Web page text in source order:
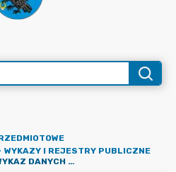
WYKAZY I REJESTRY PUBLICZNE
PUBLICZNIE DOSTĘPNY WYKAZ DANYCH O ŚRODOWISKU (OD 21 KWIETNIA 2020 ROKU)